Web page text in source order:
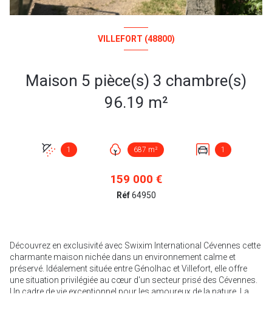
VILLEFORT (48800)
Maison 5 pièce(s) 3 chambre(s)
96.19 m²
1 687 m² 1
159 000 €
Réf64950
Découvrez en exclusivité avec Swixim International Cévennes cette
charmante maison nichée dans un environnement calme et
préservé. Idéalement située entre Génolhac et Villefort, elle offre
une situation privilégiée au cœur d'un secteur prisé des Cévennes.
Un cadre de vie exceptionnel pour les amoureux de la nature. La